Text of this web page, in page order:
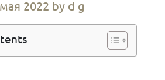
2022 by d g